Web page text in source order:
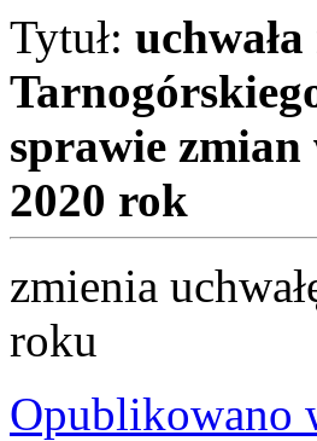
Tytuł:
sprawie zmian
2020 rok
zmienia
roku
Opublikowano